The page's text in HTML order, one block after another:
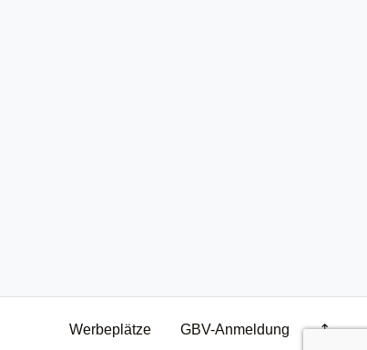
Werbeplätze GBV-Anmeldung ↥